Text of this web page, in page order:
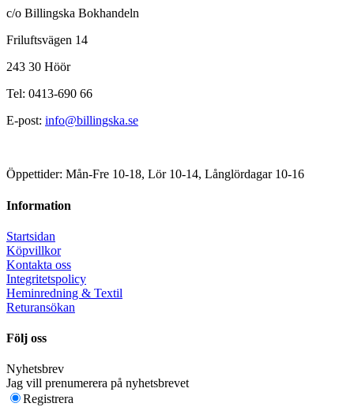
c/o Billingska Bokhandeln
Friluftsvägen 14
243 30 Höör
Tel: 0413-690 66
E-post: info@billingska.se
Öppettider: Mån-Fre 10-18, Lör 10-14, Långlördagar 10-16
Information
Startsidan
Köpvillkor
Kontakta oss
Integritetspolicy
Heminredning & Textil
Returansökan
Följ oss
Nyhetsbrev
Jag vill prenumerera på nyhetsbrevet
Registrera